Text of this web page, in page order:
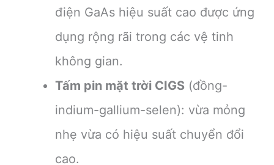
điện GaAs hiệu suất cao được ứng
dụng rộng rãi trong các vệ tinh
không gian.
Tấm pin mặt trời CIGS (đồng-
indium-gallium-selen): vừa mỏng
nhẹ vừa có hiệu suất chuyển đổi
cao.